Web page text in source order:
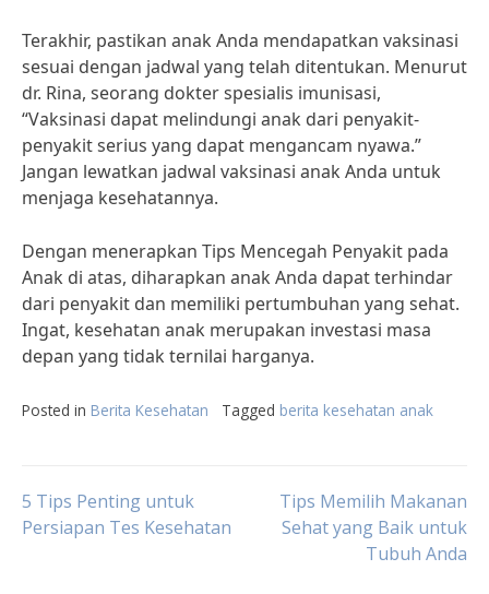
Terakhir, pastikan anak Anda mendapatkan vaksinasi
sesuai dengan jadwal yang telah ditentukan. Menurut
dr. Rina, seorang dokter spesialis imunisasi,
“Vaksinasi dapat melindungi anak dari penyakit-
penyakit serius yang dapat mengancam nyawa.”
Jangan lewatkan jadwal vaksinasi anak Anda untuk
menjaga kesehatannya.
Dengan menerapkan Tips Mencegah Penyakit pada
Anak di atas, diharapkan anak Anda dapat terhindar
dari penyakit dan memiliki pertumbuhan yang sehat.
Ingat, kesehatan anak merupakan investasi masa
depan yang tidak ternilai harganya.
Posted in Berita Kesehatan Tagged berita kesehatan anak
Post
5 Tips Penting untuk
Persiapan Tes Kesehatan
Tips Memilih Makanan
Sehat yang Baik untuk
Tubuh Anda